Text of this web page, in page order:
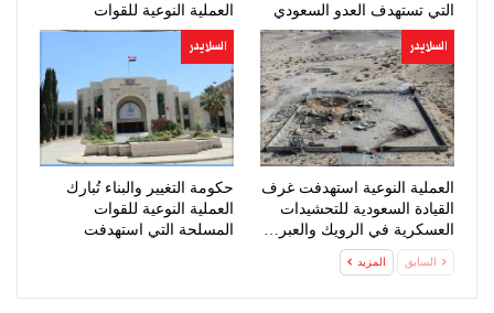
التي تستهدف العدو السعودي
العملية النوعية للقوات
المسلحة
السلايدر
العملية النوعية استهدفت غرف
القيادة السعودية للتحشيدات
العسكرية في الرويك والعبر…
السلايدر
حكومة التغيير والبناء تُبارك
العملية النوعية للقوات
المسلحة التي استهدفت
السابق المزيد